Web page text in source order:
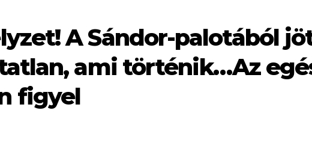
A Sándor-palotából
ami történik…Az
figyel